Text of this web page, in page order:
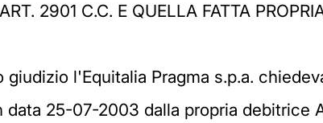
2901 C.C. E QUELLA FATTA
l'Equitalia Pragma s.p.a.
25-07-2003 dalla propria debitrice